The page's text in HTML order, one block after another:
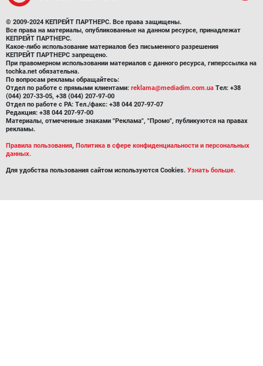
© 2009-2024 КЕПРЕЙТ ПАРТНЕРС. Все права защищены.
Все права на материалы, опубликованные на данном ресурсе, принадлежат
КЕПРЕЙТ ПАРТНЕРС.
Какое-либо использование материалов без письменного разрешения
КЕПРЕЙТ ПАРТНЕРС запрещено.
При правомерном использовании материалов с данного ресурса, гиперссылка на
tochka.net обязательна.
По вопросам рекламы обращайтесь:
Отдел по работе с прямыми клиентами: reklama@mediadim.com.ua Тел: +38
(044) 207-33-05, +38 (044) 207-97-00
Отдел по работе с РА: Тел./факс: +38 044 207-97-07
Редакция: +38 044 207-97-00
Материалы, отмеченные знаками "Реклама", "Промо", публикуются на правах
рекламы.
Правила пользования, Политика в сфере конфиденциальности и персональных
данных.
Для удобства пользования сайтом используются Cookies. Узнать больше.